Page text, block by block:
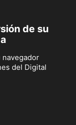
de su
navegador
del Digital